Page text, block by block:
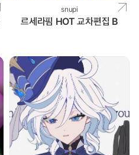
snupi
르세라핌 HOT 교차편집 B